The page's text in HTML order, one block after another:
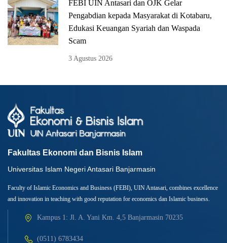
FEBI UIN Antasari dan OJK Gelar
Pengabdian kepada Masyarakat di Kotabaru,
Edukasi Keuangan Syariah dan Waspada
Scam
3 Agustus 2026
Fakultas Ekonomi dan Bisnis Islam
Universitas Islam Negeri Antasari Banjarmasin
Faculty of Islamic Economics and Business (FEBI), UIN Antasari, combines excellence
and innovation in teaching with good reputation for economics dan Islamic business.
Kampus 1: Jl. A. Yani Km. 4,5 Banjarmasin 70235
(0511) 6783434